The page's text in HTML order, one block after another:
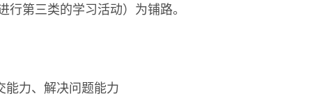
第三类的学习活动）为铺路。
能力、解决问题能力